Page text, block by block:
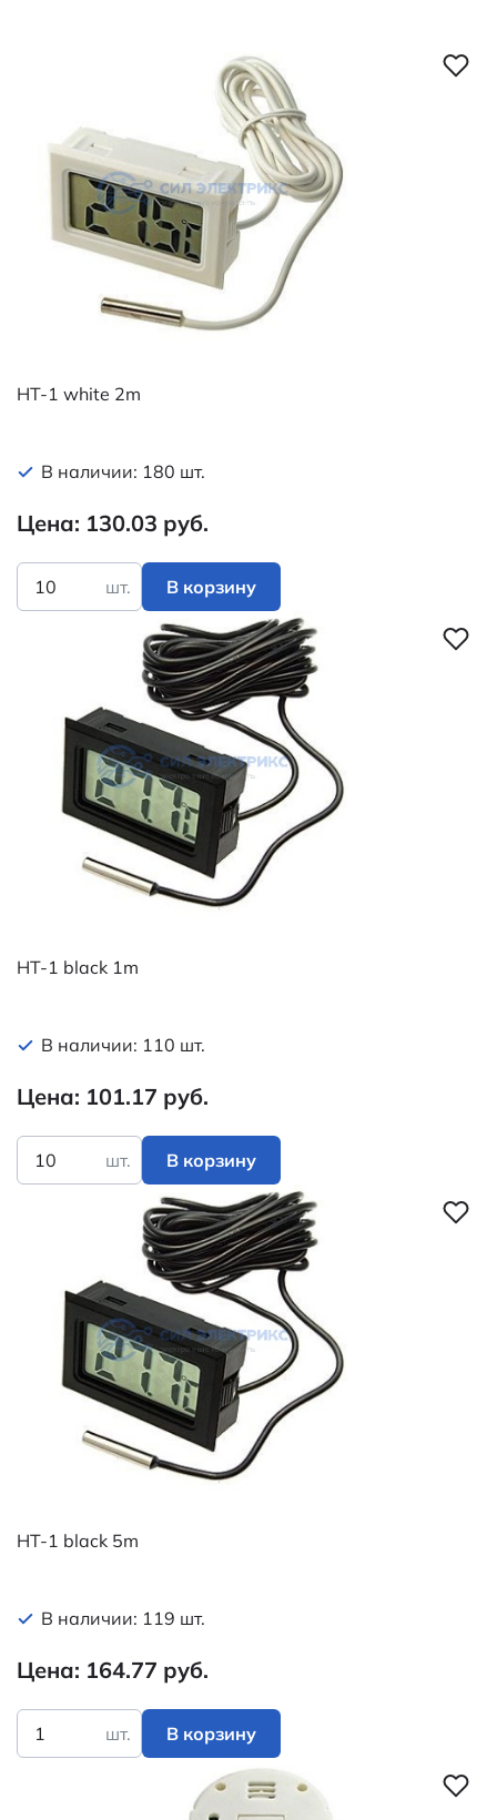
HT-1 white 2m
В наличии: 180 шт.
Цена: 130.03 руб.
шт. В корзину
HT-1 black 1m
В наличии: 110 шт.
Цена: 101.17 руб.
шт. В корзину
HT-1 black 5m
В наличии: 119 шт.
Цена: 164.77 руб.
шт. В корзину